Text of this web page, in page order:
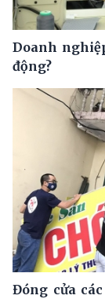
Doanh
động?
Đóng cửa